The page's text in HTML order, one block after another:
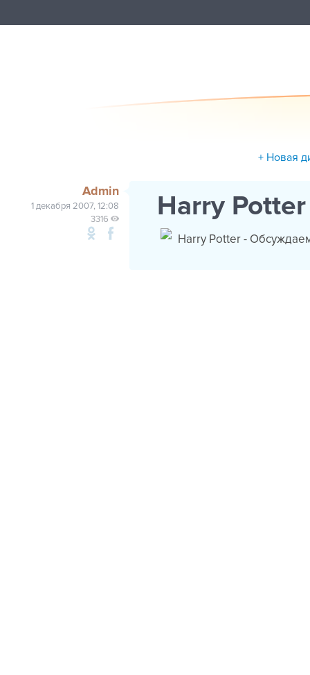
+ Новая
Admin
1 декабря 2007, 12:08
3316
Harry
Harry Potter -